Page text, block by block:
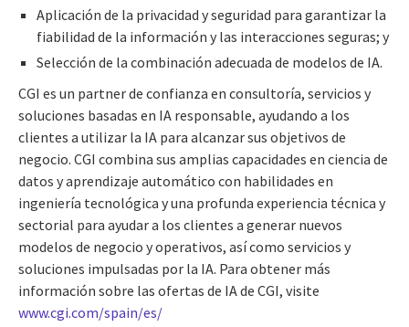
Aplicación de la privacidad y seguridad para garantizar la
fiabilidad de la información y las interacciones seguras; y
Selección de la combinación adecuada de modelos de IA.
CGI es un partner de confianza en consultoría, servicios y
soluciones basadas en IA responsable, ayudando a los
clientes a utilizar la IA para alcanzar sus objetivos de
negocio. CGI combina sus amplias capacidades en ciencia de
datos y aprendizaje automático con habilidades en
ingeniería tecnológica y una profunda experiencia técnica y
sectorial para ayudar a los clientes a generar nuevos
modelos de negocio y operativos, así como servicios y
soluciones impulsadas por la IA. Para obtener más
información sobre las ofertas de IA de CGI, visite
www.cgi.com/spain/es/